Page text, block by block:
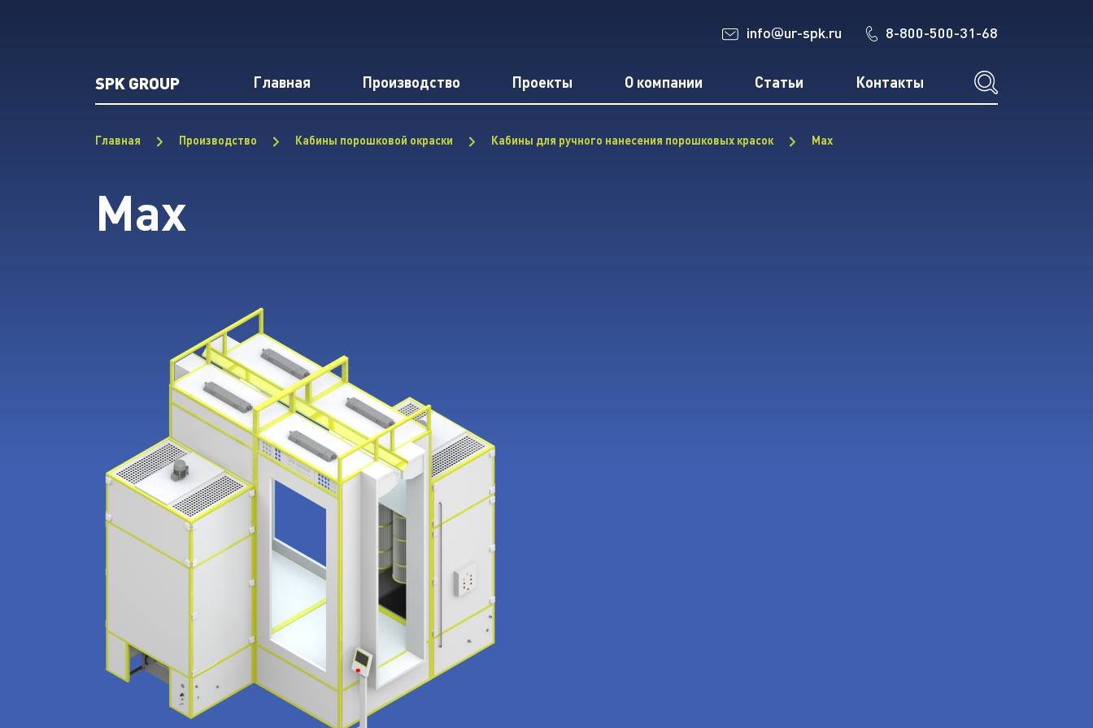
info@ur-spk.ru 8-800-500-31-68
SPK GROUP Главная Производство Проекты О компании Статьи Контакты
Главная Производство Кабины порошковой окраски Кабины для ручного нанесения порошковых красок Max
Max